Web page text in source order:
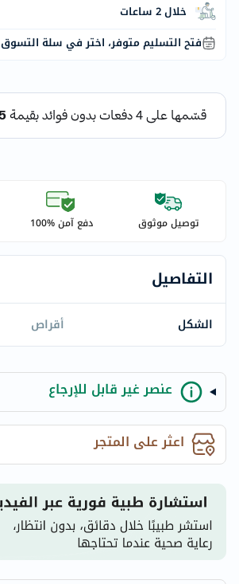
خلال 2 ساعات
فتح التسليم متوفر، اختر في سلة التسوق
توصيل موثوق دفع آمن %100
التفاصيل
الشكل أقراص
عنصر غير قابل للإرجاع
اعثر على المتجر